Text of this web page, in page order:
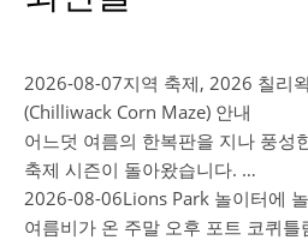
2026-08-07지역 축제, 2026 칠리
(Chilliwack Corn Maze) 안내
어느덧 여름의 한복판을 지나 풍성
축제 시즌이 돌아왔습니다. …
2026-08-06Lions Park 놀이터에
여름비가 온 주말 오후 포트 코퀴